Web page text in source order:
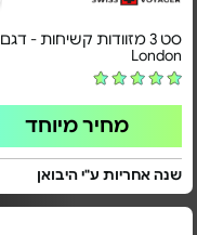
סט 3 מזוודות קשיחות - דגם
London
מחיר מיוחד
שנה אחריות ע"י היבואן